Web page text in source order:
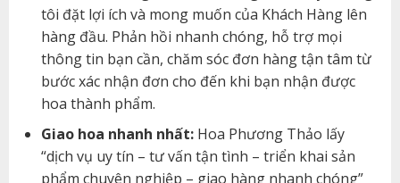
tôi đặt lợi ích và mong muốn của Khách Hàng lên
hàng đầu. Phản hồi nhanh chóng, hỗ trợ mọi
thông tin bạn cần, chăm sóc đơn hàng tận tâm từ
bước xác nhận đơn cho đến khi bạn nhận được
hoa thành phẩm.
Giao hoa nhanh nhất:Hoa Phương Thảo lấy
“dịch vụ uy tín – tư vấn tận tình – triển khai sản
phẩm chuyên nghiệp – giao hàng nhanh chóng”